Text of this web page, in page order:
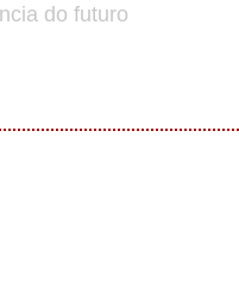
do futuro